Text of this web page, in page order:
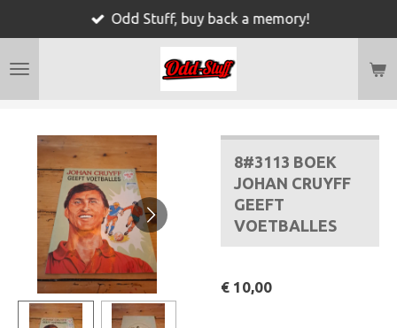
naar
Odd Stuff, buy back a memory!
8#3113 BOEK
JOHAN CRUYFF
GEEFT
VOETBALLES
€ 10,00